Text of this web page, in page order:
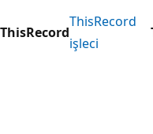
ThisRecord
ThisRecord
işleci